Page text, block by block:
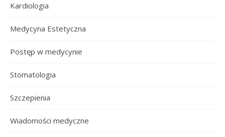
Kardiologia
Medycyna Estetyczna
Postęp w medycynie
Stomatologia
Szczepienia
Wiadomości medyczne